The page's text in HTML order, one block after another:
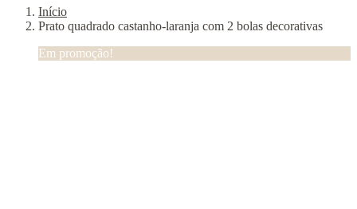
Início
Prato quadrado castanho-laranja com 2 bolas decorativas
Em promoção!